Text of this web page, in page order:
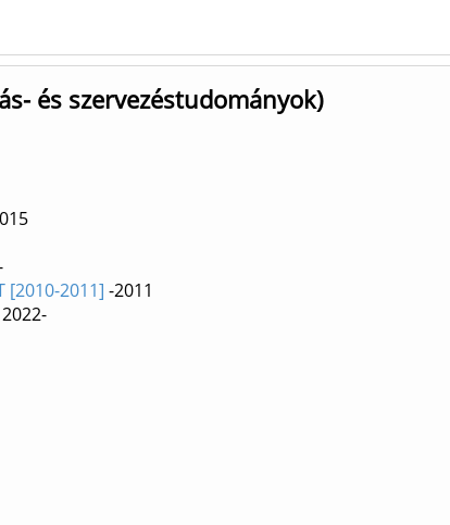
és szervezéstudományok)
[2010-2011] -2011
2022-